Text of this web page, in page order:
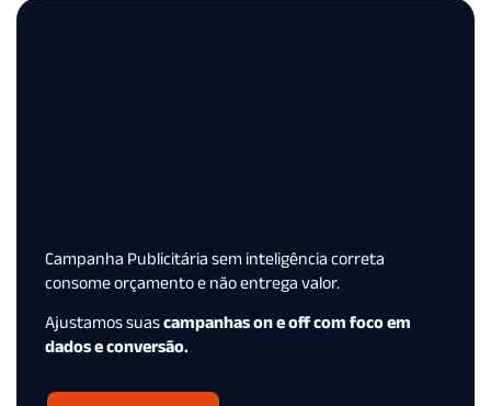
Campanha Publicitária sem inteligência correta
consome orçamento e não entrega valor.
Ajustamos suascampanhas on e off com foco em
dados e conversão.